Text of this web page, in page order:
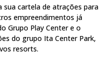
sua cartela de atrações para
empreendimentos já
Grupo Play Center e o
do grupo Ita Center Park,
resorts.